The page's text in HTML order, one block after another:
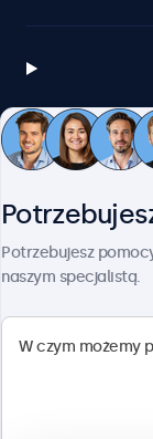
Potrzebujesz
naszym specjalistą.